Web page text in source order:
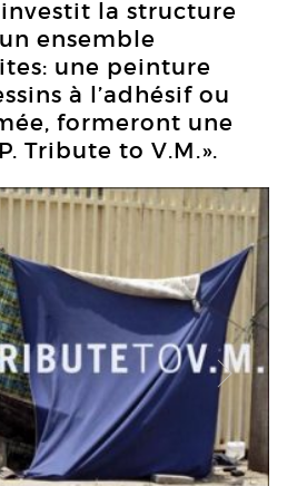
la structure
ensemble
une peinture
à l’adhésif ou
formeront une
Tribute to V.M.».